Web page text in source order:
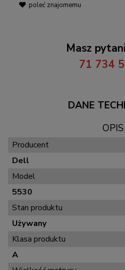
poleć znajomemu
Masz
71 734
DANE
OPIS
Producent
Dell
Model
5530
Stan produktu
Używany
Klasa produktu
A